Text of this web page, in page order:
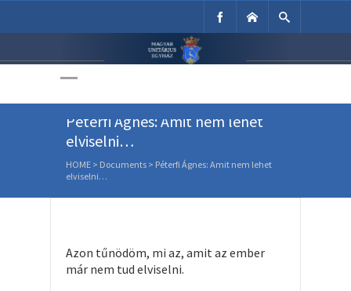
Unitárius Egyház
Péterfi Ágnes: Amit nem lehet
elviselni…
HOME > Documents > Péterfi Ágnes: Amit nem lehet
elviselni…
Azon tűnödöm, mi az, amit az ember
már nem tud elviselni.